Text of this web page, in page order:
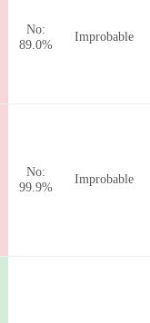
No:
89.0%
Improbable
No:
99.9%
Improbable